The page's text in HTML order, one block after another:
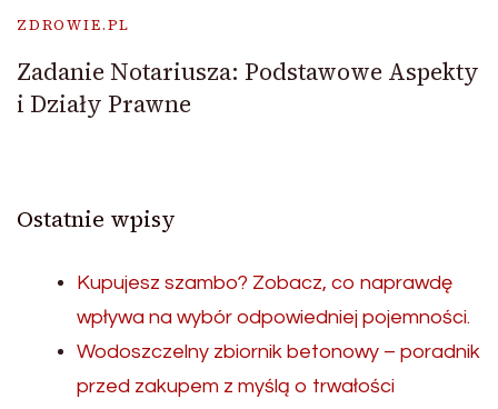
ZDROWIE.PL
Zadanie Notariusza: Podstawowe Aspekty
i Działy Prawne
Ostatnie wpisy
Kupujesz szambo? Zobacz, co naprawdę
wpływa na wybór odpowiedniej pojemności.
Wodoszczelny zbiornik betonowy – poradnik
przed zakupem z myślą o trwałości